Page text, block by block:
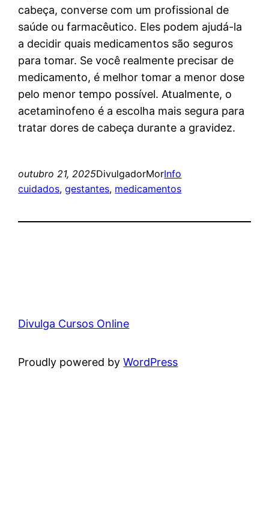
cabeça, converse com um profissional de
saúde ou farmacêutico. Eles podem ajudá-la
a decidir quais medicamentos são seguros
para tomar. Se você realmente precisar de
medicamento, é melhor tomar a menor dose
pelo menor tempo possível. Atualmente, o
acetaminofeno é a escolha mais segura para
tratar dores de cabeça durante a gravidez.
outubro 21, 2025DivulgadorMorInfo
cuidados, gestantes, medicamentos
Divulga Cursos Online
Proudly powered byWordPress